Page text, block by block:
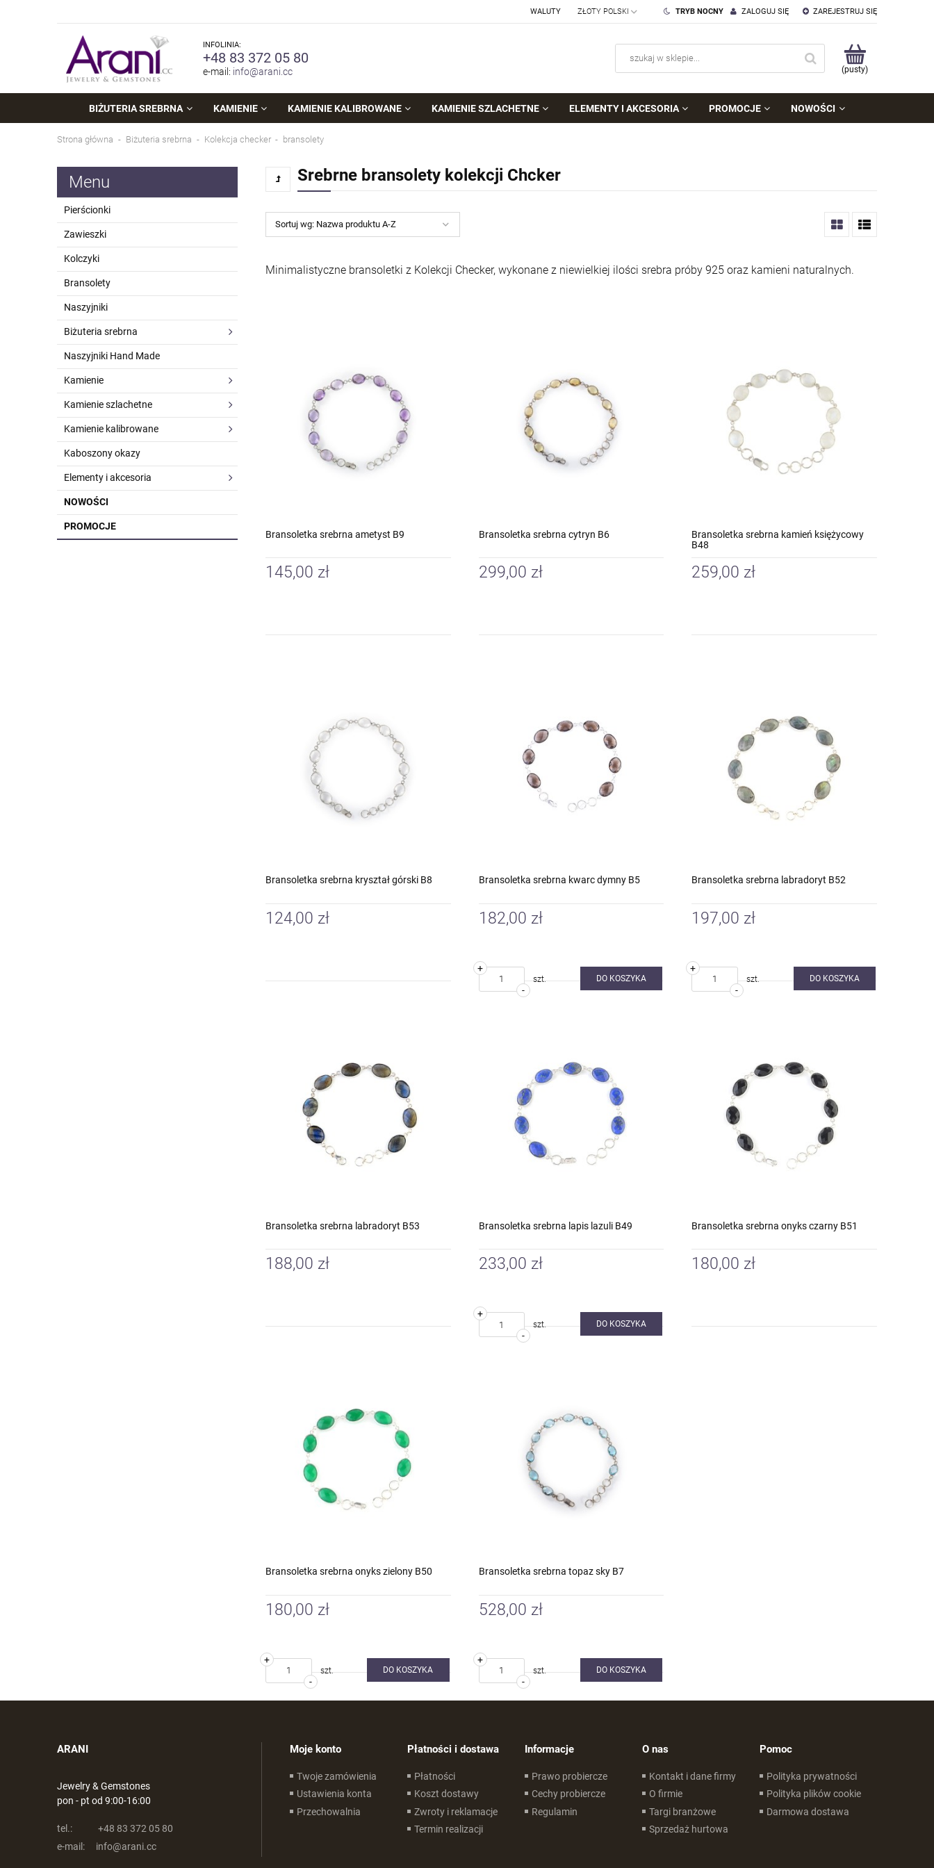
ZAREJESTRUJ SIĘ
ZALOGUJ SIĘ
TRYB NOCNY
WALUTY
INFOLINIA:
+48 83 372 05 80
e-mail: info@arani.cc (pusty)
BIŻUTERIA SREBRNA KAMIENIE KAMIENIE KALIBROWANE KAMIENIE SZLACHETNE ELEMENTY I AKCESORIA PROMOCJE NOWOŚCI
Strona główna Biżuteria srebrna Kolekcja checker bransolety
Menu
Pierścionki
Zawieszki
Kolczyki
Bransolety
Naszyjniki
Biżuteria srebrna
Naszyjniki Hand Made
Kamienie
Kamienie szlachetne
Kamienie kalibrowane
Kaboszony okazy
Elementy i akcesoria
NOWOŚCI
PROMOCJE
Srebrne bransolety kolekcji Chcker
Sortuj wg: Nazwa produktu A-Z
Minimalistyczne bransoletki z Kolekcji Checker, wykonane z niewielkiej ilości srebra próby 925 oraz kamieni naturalnych.
Bransoletka srebrna ametyst B9
145,00 zł
Bransoletka srebrna cytryn B6
299,00 zł
Bransoletka srebrna kamień księżycowy
B48
259,00 zł
Bransoletka srebrna kryształ górski B8
124,00 zł
Bransoletka srebrna kwarc dymny B5
182,00 zł
-
+
szt. DO KOSZYKA
Bransoletka srebrna labradoryt B52
197,00 zł
-
+
szt. DO KOSZYKA
Bransoletka srebrna labradoryt B53
188,00 zł
Bransoletka srebrna lapis lazuli B49
233,00 zł
-
+
szt. DO KOSZYKA
Bransoletka srebrna onyks czarny B51
180,00 zł
Bransoletka srebrna onyks zielony B50
180,00 zł
-
+
szt. DO KOSZYKA
Bransoletka srebrna topaz sky B7
528,00 zł
-
+
szt. DO KOSZYKA
ARANI
Jewelry & Gemstones
pon - pt od 9:00-16:00
tel.:
+48 83 372 05 80
e-mail:
info@arani.cc
Moje konto
Twoje zamówienia
Ustawienia konta
Przechowalnia
Płatności i dostawa
Płatności
Koszt dostawy
Zwroty i reklamacje
Termin realizacji
Informacje
Prawo probiercze
Cechy probiercze
Regulamin
O nas
Kontakt i dane firmy
O firmie
Targi branżowe
Sprzedaż hurtowa
Pomoc
Polityka prywatności
Polityka plików cookie
Darmowa dostawa